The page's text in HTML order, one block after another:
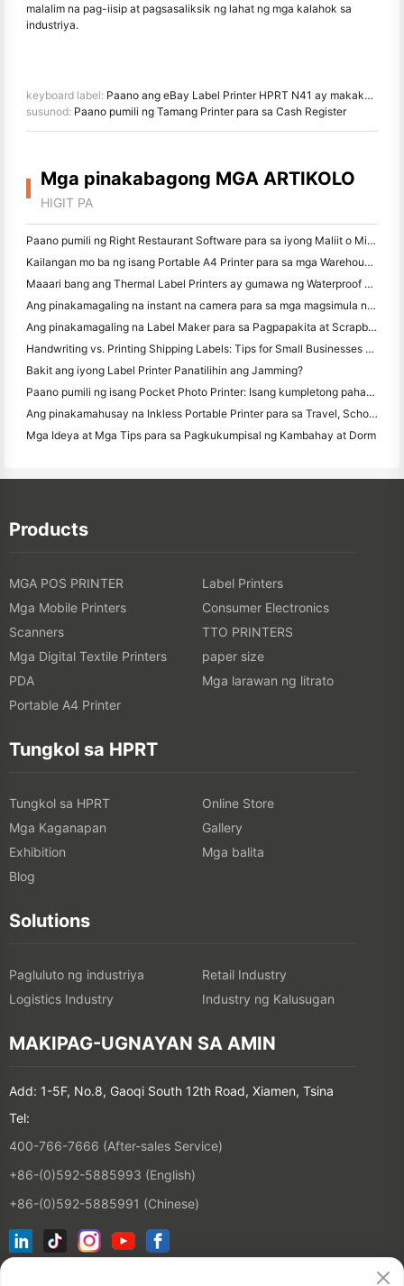
malalim na pag-iisip at pagsasaliksik ng lahat ng mga kalahok sa
industriya.
keyboard label: Paano ang eBay Label Printer HPRT N41 ay makakabuti sa iyong negosyo sa eBay
susunod: Paano pumili ng Tamang Printer para sa Cash Register
Mga pinakabagong MGA ARTIKOLO
HIGIT PA
Paano pumili ng Right Restaurant Software para sa iyong Maliit o Midsize Restaurant
Kailangan mo ba ng isang Portable A4 Printer para sa mga Warehouse Invoices? Ano talagang gumagana
Maaari bang ang Thermal Label Printers ay gumawa ng Waterproof Labels para sa mga maliliit na Producto ng negosyo?
Ang pinakamagaling na instant na camera para sa mga magsimula na ayaw magbasura ng papel
Ang pinakamagaling na Label Maker para sa Pagpapakita at Scrapbooking: Magdagdag ng Karagdagang Color sa bawat Pahina
Handwriting vs. Printing Shipping Labels: Tips for Small Businesses noong 2026
Bakit ang iyong Label Printer Panatilihin ang Jamming?
Paano pumili ng isang Pocket Photo Printer: Isang kumpletong pahayag para sa Pagmamamahayag, Travel, at iPhone Users
Ang pinakamahusay na Inkless Portable Printer para sa Travel, School, at Mobile Work: Hanin MT620 Pro Review
Mga Ideya at Mga Tips para sa Pagkukumpisal ng Kambahay at Dorm
Products
MGA POS PRINTER
Label Printers
Mga Mobile Printers
Consumer Electronics
Scanners
TTO PRINTERS
Mga Digital Textile Printers
paper size
PDA
Mga larawan ng litrato
Portable A4 Printer
Tungkol sa HPRT
Tungkol sa HPRT
Online Store
Mga Kaganapan
Gallery
Exhibition
Mga balita
Blog
Solutions
Pagluluto ng industriya
Retail Industry
Logistics Industry
Industry ng Kalusugan
MAKIPAG-UGNAYAN SA AMIN
Add: 1-5F, No.8, Gaoqi South 12th Road, Xiamen, Tsina
Tel:
400-766-7666 (After-sales Service)
+86-(0)592-5885993 (English)
+86-(0)592-5885991 (Chinese)